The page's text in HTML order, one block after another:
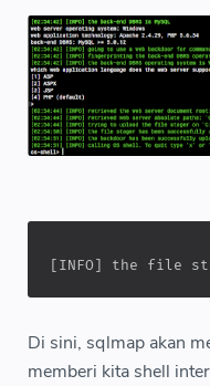
[INFO] the file
Di sini, sqlmap akan
memberi kita shell